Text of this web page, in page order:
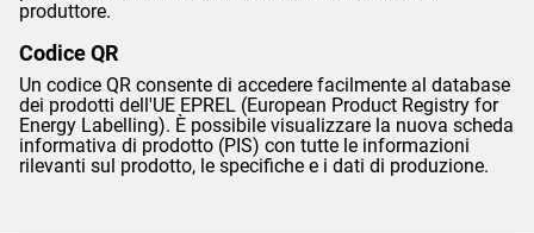
produttore.
Codice QR
Un codice QR consente di accedere facilmente al database
dei prodotti dell'UE EPREL (European Product Registry for
Energy Labelling). È possibile visualizzare la nuova scheda
informativa di prodotto (PIS) con tutte le informazioni
rilevanti sul prodotto, le specifiche e i dati di produzione.